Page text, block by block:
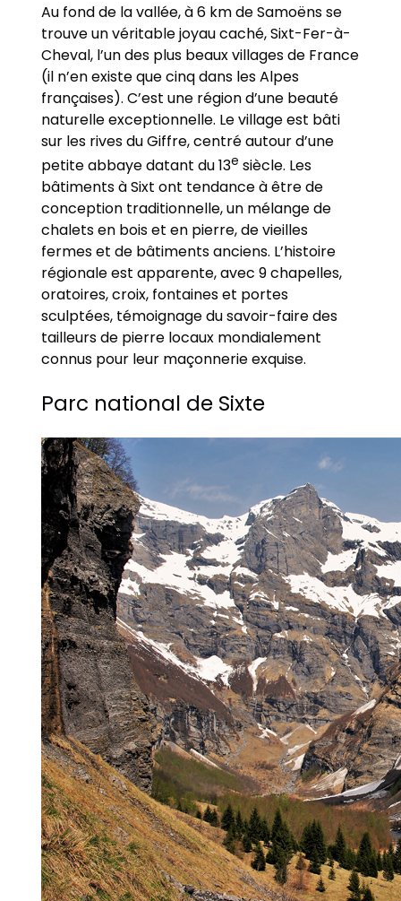
Au fond de la vallée, à 6 km de Samoëns se
trouve un véritable joyau caché, Sixt-Fer-à-
Cheval, l’un des plus beaux villages de France
(il n’en existe que cinq dans les Alpes
françaises). C’est une région d’une beauté
naturelle exceptionnelle. Le village est bâti
sur les rives du Giffre, centré autour d’une
petite abbaye datant du 13e siècle. Les
bâtiments à Sixt ont tendance à être de
conception traditionnelle, un mélange de
chalets en bois et en pierre, de vieilles
fermes et de bâtiments anciens. L’histoire
régionale est apparente, avec 9 chapelles,
oratoires, croix, fontaines et portes
sculptées, témoignage du savoir-faire des
tailleurs de pierre locaux mondialement
connus pour leur maçonnerie exquise.
Parc national de Sixte